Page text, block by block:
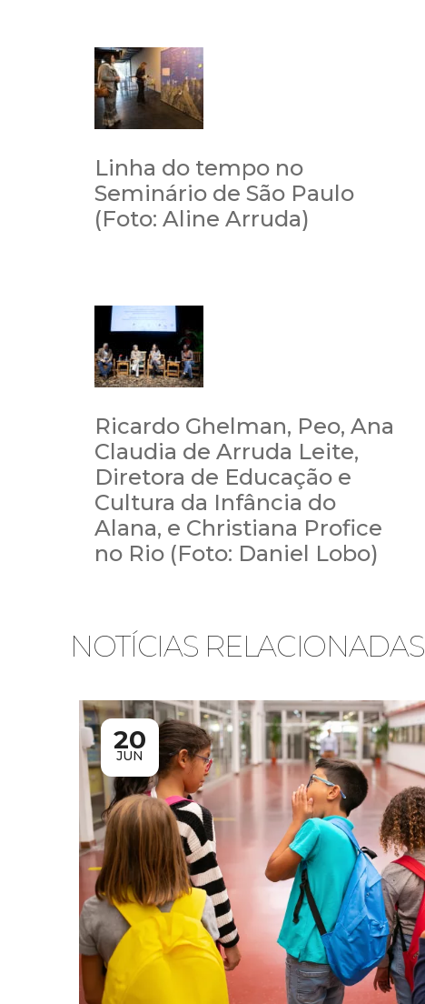
Linha do tempo no
Seminário de São Paulo
(Foto: Aline Arruda)
Ricardo Ghelman, Peo, Ana
Claudia de Arruda Leite,
Diretora de Educação e
Cultura da Infância do
Alana, e Christiana Profice
no Rio (Foto: Daniel Lobo)
NOTÍCIAS RELACIONADAS
20
JUN